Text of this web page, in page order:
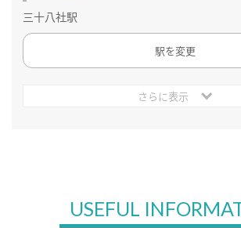
三十八社駅
駅を変更
さらに表示
USEFUL